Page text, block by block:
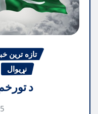
تازه ترین
نړیوال
د